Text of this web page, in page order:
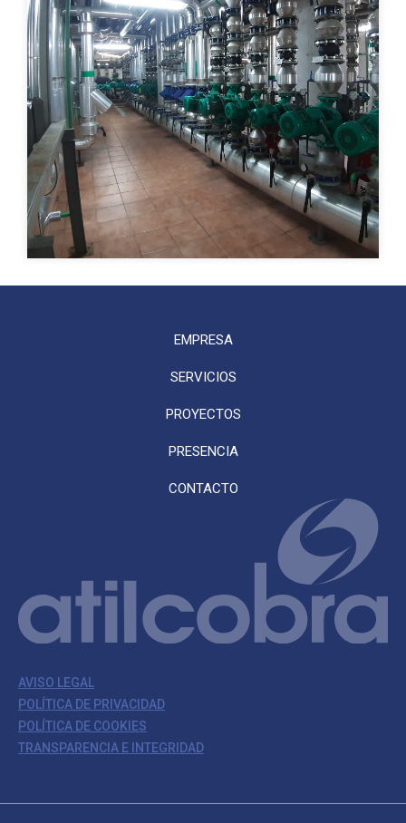
EMPRESA
SERVICIOS
PROYECTOS
PRESENCIA
CONTACTO
AVISO LEGAL
POLÍTICA DE PRIVACIDAD
POLÍTICA DE COOKIES
TRANSPARENCIA E INTEGRIDAD